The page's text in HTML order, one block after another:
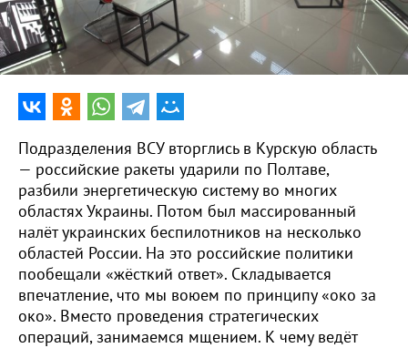
0:00
Подразделения ВСУ вторглись в Курскую область
— российские ракеты ударили по Полтаве,
разбили энергетическую систему во многих
областях Украины. Потом был массированный
налёт украинских беспилотников на несколько
областей России. На это российские политики
пообещали «жёсткий ответ». Складывается
впечатление, что мы воюем по принципу «око за
око». Вместо проведения стратегических
операций, занимаемся мщением. К чему ведёт